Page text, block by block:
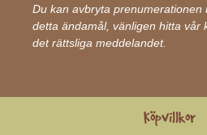
Du kan avbryta prenumerationen
detta ändamål, vänligen hitta vår
det rättsliga meddelandet.
Köpvillkor